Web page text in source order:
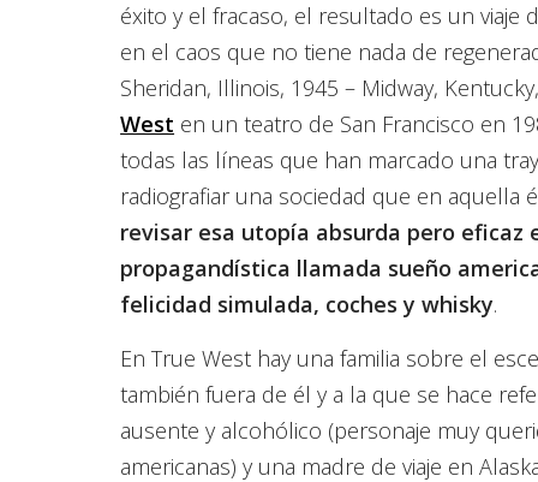
éxito y el fracaso, el resultado es un viaje
en el caos que no tiene nada de
Sheridan, Illinois, 1945 – Midway,
West en un teatro de San Francisco en
todas las líneas que han marcado una
radiografiar una sociedad que en aquella
revisar esa utopía absurda pero eficaz
propagandística llamada sueño
felicidad simulada, coches y whisky.
En True West hay una familia sobre el
también fuera de él y a la que se hace
ausente y alcohólico (personaje muy
americanas) y una madre de viaje en